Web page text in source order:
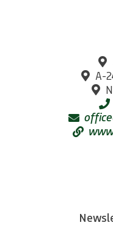
A-